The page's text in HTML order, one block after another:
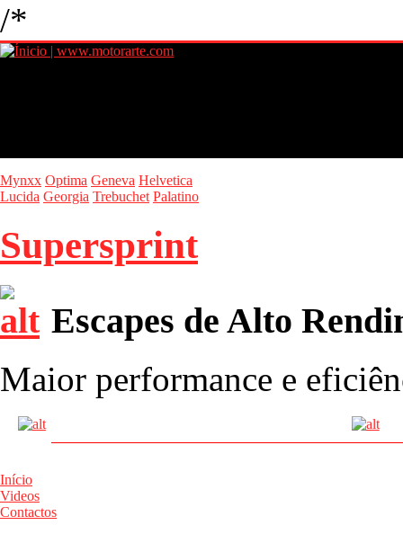
/*
Mynxx Optima Geneva Helvetica
Lucida Georgia Trebuchet Palatino
Supersprint
Escapes de Alto
Maior performance e
Início
Videos
Contactos